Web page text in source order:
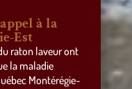
à la
Est
raton laveur ont
la maladie
Montérégie-